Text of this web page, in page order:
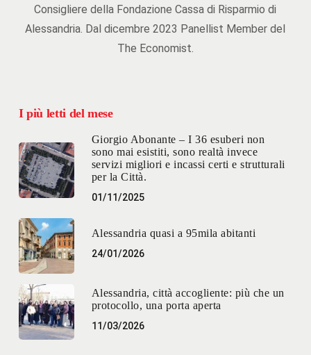
Consigliere della Fondazione Cassa di Risparmio di
Alessandria. Dal dicembre 2023 Panellist Member del
The Economist.
I più letti del mese
Giorgio Abonante – I 36 esuberi non
sono mai esistiti, sono realtà invece
servizi migliori e incassi certi e strutturali
per la Città.
01/11/2025
Alessandria quasi a 95mila abitanti
24/01/2026
Alessandria, città accogliente: più che un
protocollo, una porta aperta
11/03/2026